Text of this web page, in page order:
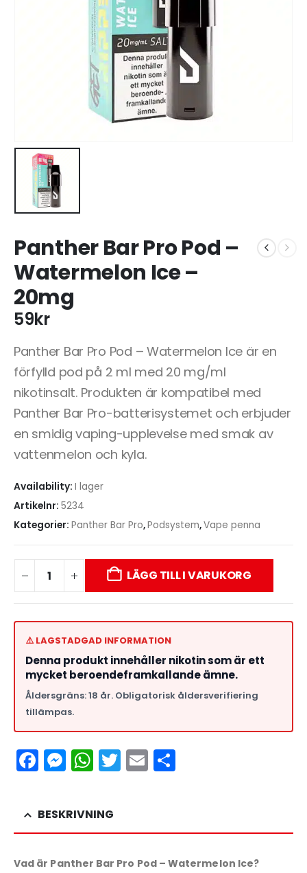
Panther Bar Pro Pod –
Watermelon Ice –
20mg
59kr
Panther Bar Pro Pod – Watermelon Ice är en
förfylld pod på 2 ml med 20 mg/ml
nikotinsalt. Produkten är kompatibel med
Panther Bar Pro-batterisystemet och erbjuder
en smidig vaping-upplevelse med smak av
vattenmelon och kyla.
Availability: I lager
Artikelnr: 5234
Kategorier: Panther Bar Pro,Podsystem,Vape penna
LÄGG TILL I VARUKORG
⚠️ LAGSTADGAD INFORMATION
Denna produkt innehåller nikotin som är ett
mycket beroendeframkallande ämne.
Åldersgräns: 18 år. Obligatorisk åldersverifiering
tillämpas.
Facebook
Messenger
WhatsApp
Twitter
Email
BESKRIVNING
Vad är Panther Bar Pro Pod – Watermelon Ice?